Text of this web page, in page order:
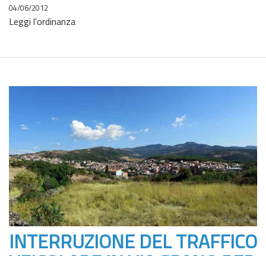
04/06/2012
Leggi l'ordinanza
INTERRUZIONE DEL TRAFFICO